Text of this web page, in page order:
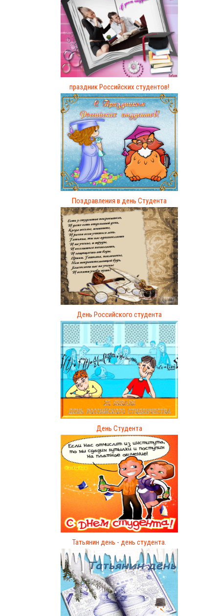
праздник Российских студентов!
Поздравления в день Студента
День Российского студента
День Студента
Татьянин день - день студента.